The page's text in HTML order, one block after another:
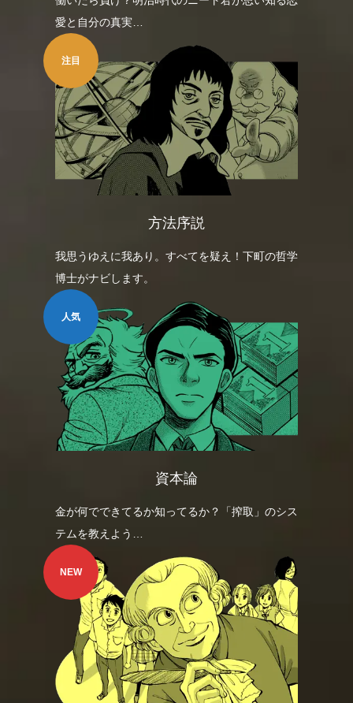
愛と自分の真実…
注目
方法序説
我思うゆえに我あり。すべてを疑え！下町の哲学
博士がナビします。
人気
資本論
金が何でできてるか知ってるか？「搾取」のシス
テムを教えよう…
NEW